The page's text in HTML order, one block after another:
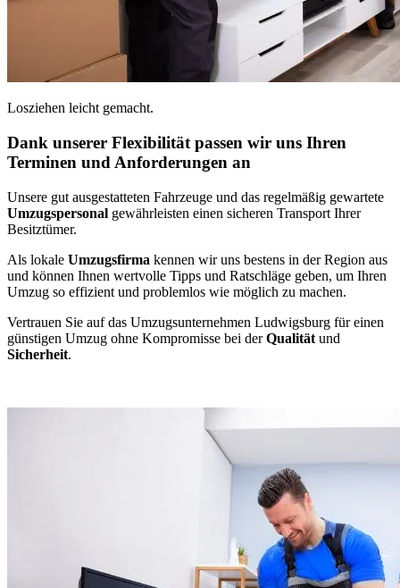
Losziehen leicht gemacht.
Dank unserer Flexibilität passen wir uns Ihren
Terminen und Anforderungen an
Unsere gut ausgestatteten Fahrzeuge und das regelmäßig gewartete
Umzugspersonal gewährleisten einen sicheren Transport Ihrer
Besitztümer.
Als lokale Umzugsfirma kennen wir uns bestens in der Region aus
und können Ihnen wertvolle Tipps und Ratschläge geben, um Ihren
Umzug so effizient und problemlos wie möglich zu machen.
Vertrauen Sie auf das Umzugsunternehmen Ludwigsburg für einen
günstigen Umzug ohne Kompromisse bei derQualität und
Sicherheit.